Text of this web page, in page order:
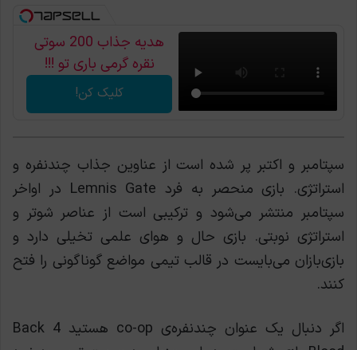
هدیه جذاب 200 سوتی
نقره گرمی باری تو !!!
کلیک کن!
سپتامبر و اکتبر پر شده است از عناوین جذاب چندنفره و
استراتژی. بازی منحصر به فرد Lemnis Gate در اواخر
سپتامبر منتشر می‌شود و ترکیبی است از عناصر شوتر و
استراتژی نوبتی. بازی حال و هوای علمی تخیلی دارد و
بازی‌بازان می‌بایست در قالب تیمی مواضع گوناگونی را فتح
کنند.
اگر دنبال یک عنوان چندنفره‌ی co-op هستید Back 4